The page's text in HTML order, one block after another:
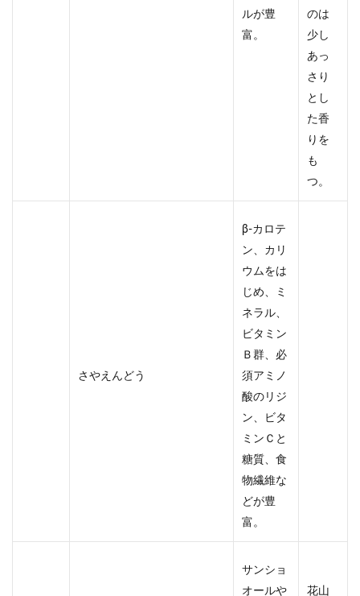
ルが豊
富。
のは
少し
あっ
さり
とし
た香
りを
も
つ。
さやえんどう
β-カロテ
ン、カリ
ウムをは
じめ、ミ
ネラル、
ビタミン
Ｂ群、必
須アミノ
酸のリジ
ン、ビタ
ミンＣと
糖質、食
物繊維な
どが豊
富。
サンショ
オールや
花山